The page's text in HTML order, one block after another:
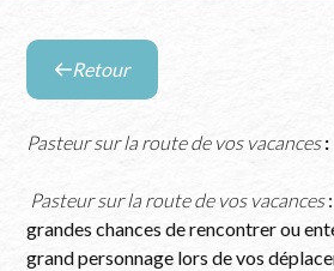
Retour
la
des
évènements
Retour
Pasteur sur la route de vos vacances:
Pasteur sur la route de vos vacances
grandes chances de rencontrer ou
grand personnage lors de vos